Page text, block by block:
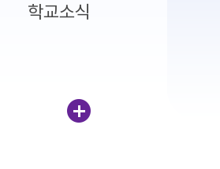
학교소식